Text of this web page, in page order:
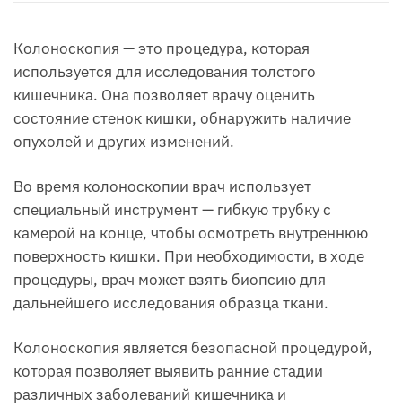
Колоноскопия — это процедура, которая
используется для исследования толстого
кишечника. Она позволяет врачу оценить
состояние стенок кишки, обнаружить наличие
опухолей и других изменений.
Во время колоноскопии врач использует
специальный инструмент — гибкую трубку с
камерой на конце, чтобы осмотреть внутреннюю
поверхность кишки. При необходимости, в ходе
процедуры, врач может взять биопсию для
дальнейшего исследования образца ткани.
Колоноскопия является безопасной процедурой,
которая позволяет выявить ранние стадии
различных заболеваний кишечника и